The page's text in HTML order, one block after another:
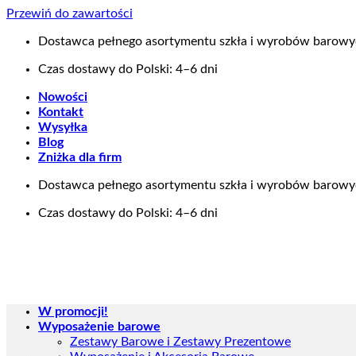
Przewiń do zawartości
Dostawca pełnego asortymentu szkła i wyrobów
Czas dostawy do Polski: 4–6 dni
Nowości
Kontakt
Wysyłka
Blog
Zniżka dla firm
Dostawca pełnego asortymentu szkła i wyrobów
Czas dostawy do Polski: 4–6 dni
W promocji!
Wyposażenie barowe
Zestawy Barowe i Zestawy Prezentowe